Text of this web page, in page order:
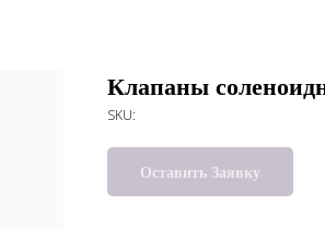
Клапаны
SKU:
Оставить Заявку